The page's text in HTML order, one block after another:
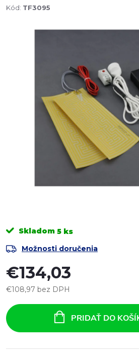
Kód: TF3095
Skladom 5 ks
Možnosti doručenia
€134,03
€108,97 bez DPH
cena:
PRIDAŤ DO